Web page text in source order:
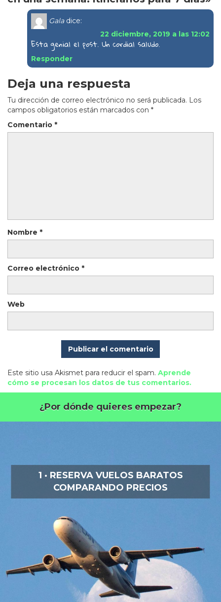
Gala dice:
22 diciembre, 2019 a las 12:02
Esta genial el post. Un cordial saludo.
Responder
Deja una respuesta
Tu dirección de correo electrónico no será publicada. Los
campos obligatorios están marcados con *
Comentario *
Nombre *
Correo electrónico *
Web
Este sitio usa Akismet para reducir el spam. Aprende
cómo se procesan los datos de tus comentarios.
¿Por dónde quieres empezar?
1 · RESERVA VUELOS BARATOS
COMPARANDO PRECIOS